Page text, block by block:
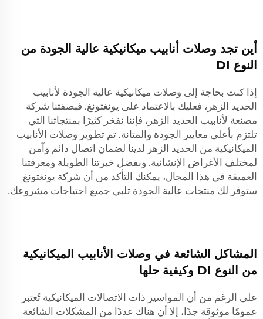
أين تجد وصلات أنابيب ميكانيكية عالية الجودة من
النوع DI
إذا كنت بحاجة إلى وصلات ميكانيكية عالية الجودة لأنابيب
الحديد الزهر، فعليك بالاعتماد على يونغتونغ. فبصفتنا شركة
مصنعة لأنابيب الحديد الزهر، فإننا نفخر كثيرًا بمنتجاتنا التي
تلتزم بأعلى معايير الجودة والمتانة. تم تطوير وصلات الأنابيب
الميكانيكية من الحديد الزهر لدينا لضمان اتصال دائم وآمن
لمختلف الأغراض الإنشائية. وبفضل خبرتنا الطويلة ومعرفتنا
العميقة في هذا المجال، يمكنك التأكد من أن شركة يونغتونغ
ستوفر لك منتجات عالية الجودة تلبي جميع احتياجات مشروعك.
المشاكل الشائعة في وصلات الأنابيب الميكانيكية
من النوع DI وكيفية حلها
على الرغم من أن المواسير ذات الاتصالات الميكانيكية تُعتبر
عمومًا موثوقة جدًا، إلا أن هناك عددًا من المشكلات الشائعة